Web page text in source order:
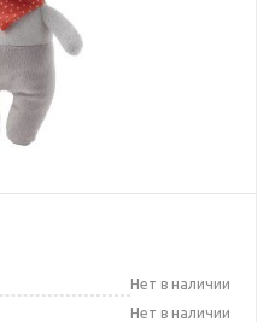
Нет в наличии
Нет в наличии